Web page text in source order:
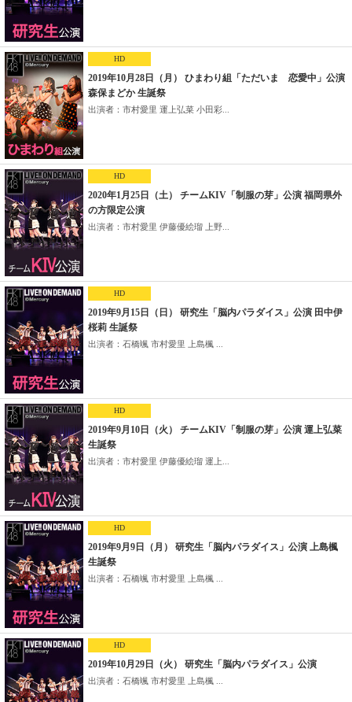
HD
2019年10月28日（月） ひまわり組「ただいま 恋愛中」公演
森保まどか 生誕祭
出演者：市村愛里 運上弘菜 小田彩...
HD
2020年1月25日（土） チームKIV「制服の芽」公演 福岡県外
の方限定公演
出演者：市村愛里 伊藤優絵瑠 上野...
HD
2019年9月15日（日） 研究生「脳内パラダイス」公演 田中伊
桜莉 生誕祭
出演者：石橋颯 市村愛里 上島楓 ...
HD
2019年9月10日（火） チームKIV「制服の芽」公演 運上弘菜
生誕祭
出演者：市村愛里 伊藤優絵瑠 運上...
HD
2019年9月9日（月） 研究生「脳内パラダイス」公演 上島楓
生誕祭
出演者：石橋颯 市村愛里 上島楓 ...
HD
2019年10月29日（火） 研究生「脳内パラダイス」公演
出演者：石橋颯 市村愛里 上島楓 ...